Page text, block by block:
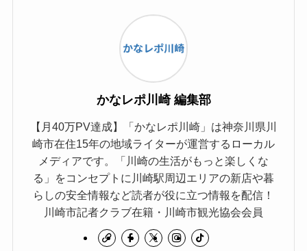
かなレポ川崎 編集部
【月40万PV達成】「かなレポ川崎」は神奈川県川
崎市在住15年の地域ライターが運営するローカル
メディアです。「川崎の生活がもっと楽しくな
る」をコンセプトに川崎駅周辺エリアの新店や暮
らしの安全情報など読者が役に立つ情報を配信！
川崎市記者クラブ在籍・川崎市観光協会会員